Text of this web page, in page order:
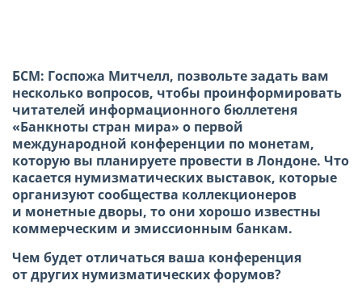
БСМ: Госпожа Митчелл, позвольте задать вам
несколько вопросов, чтобы проинформировать
читателей информационного бюллетеня
«Банкноты стран мира» о первой
международной конференции по монетам,
которую вы планируете провести в Лондоне. Что
касается нумизматических выставок, которые
организуют сообщества коллекционеров
и монетные дворы, то они хорошо известны
коммерческим и эмиссионным банкам.
Чем будет отличаться ваша конференция
от других нумизматических форумов?